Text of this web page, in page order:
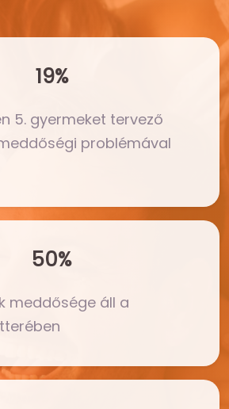
19%
5. gyermeket tervező
problémával
50%
meddősége áll a